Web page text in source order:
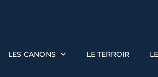
LES CANONS LE TERROIR